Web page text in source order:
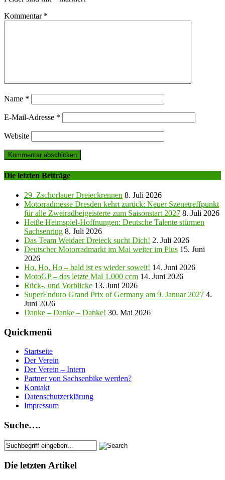
Kommentar *
Name *
E-Mail-Adresse *
Website
Die letzten Beiträge
29. Zschorlauer Dreieckrennen 8. Juli 2026
Motorradmesse Dresden kehrt zurück: Neuer Szenetreffpunkt
für alle Zweiradbeigeisterte zum Saisonstart 2027 8. Juli 2026
Heiße Heimspiel-Hoffnungen: Deutsche Talente stürmen
Sachsenring 8. Juli 2026
Das Team Weidaer Dreieck sucht Dich! 2. Juli 2026
Deutscher Motorradmarkt im Mai weiter im Plus 15. Juni
2026
Ho, Ho, Ho – bald ist es wieder soweit! 14. Juni 2026
MotoGP – das letzte Mal 1.000 ccm 14. Juni 2026
Rück-, und Vorblicke 13. Juni 2026
SuperEnduro Grand Prix of Germany am 9. Januar 2027 4.
Juni 2026
Danke – Danke – Danke! 30. Mai 2026
Quickmenü
Startseite
Der Verein
Der Verein – Intern
Partner von Sachsenbike werden?
Kontakt
Datenschutzerklärung
Impressum
Suche….
Die letzten Artikel